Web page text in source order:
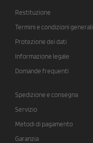
Restituzione
Termini e condizioni generali
Protezione dei dati
Informazione legale
Domande frequenti
Spedizione e consegna
Servizio
Metodi di pagamento
Garanzia